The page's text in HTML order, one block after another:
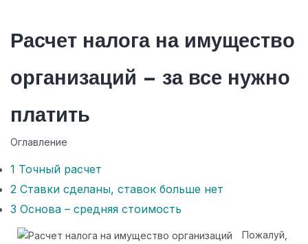
Расчет налога на имущество
организаций – за все нужно
платить
Оглавление
1 Точный расчет
2 Ставки сделаны, ставок больше нет
3 Основа – средняя стоимость
Пожалуй,